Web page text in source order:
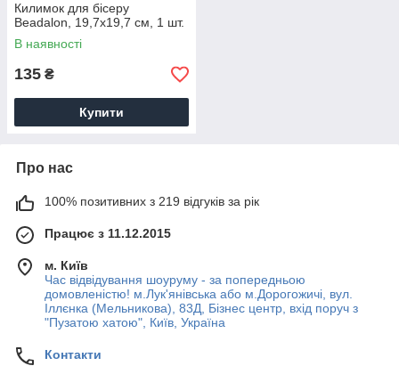
Килимок для бісеру
Beadalon, 19,7х19,7 см, 1 шт.
В наявності
135 ₴
Купити
Про нас
100% позитивних з 219 відгуків за рік
Працює з 11.12.2015
м. Київ
Час відвідування шоуруму - за попередньою
домовленістю! м.Лук'янівська або м.Дорогожичі, вул.
Іллєнка (Мельникова), 83Д, Бізнес центр, вхід поруч з
"Пузатою хатою", Київ, Україна
Контакти